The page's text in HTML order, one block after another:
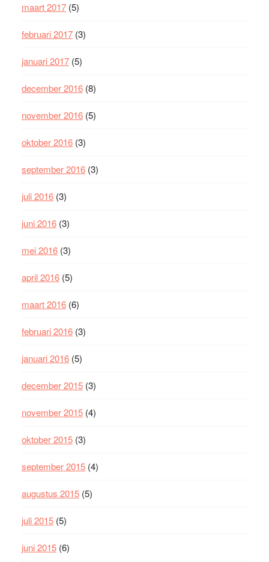
maart 2017(5)
februari 2017(3)
januari 2017(5)
december 2016(8)
november 2016(5)
oktober 2016(3)
september 2016(3)
juli 2016(3)
juni 2016(3)
mei 2016(3)
april 2016(5)
maart 2016(6)
februari 2016(3)
januari 2016(5)
december 2015(3)
november 2015(4)
oktober 2015(3)
september 2015(4)
augustus 2015(5)
juli 2015(5)
juni 2015(6)